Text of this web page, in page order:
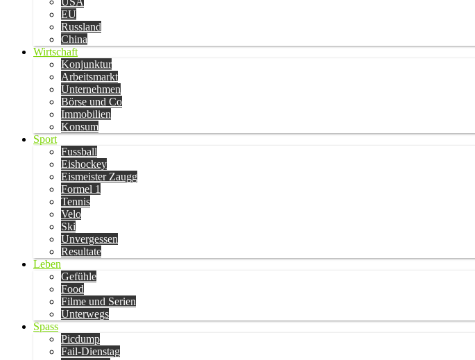
EU
Russland
China
Wirtschaft
Konjunktur
Arbeitsmarkt
Unternehmen
Börse und Co
Immobilien
Konsum
Sport
Fussball
Eishockey
Eismeister Zaugg
Formel 1
Tennis
Velo
Ski
Unvergessen
Resultate
Leben
Gefühle
Food
Filme und Serien
Unterwegs
Spass
Picdump
Fail-Dienstag